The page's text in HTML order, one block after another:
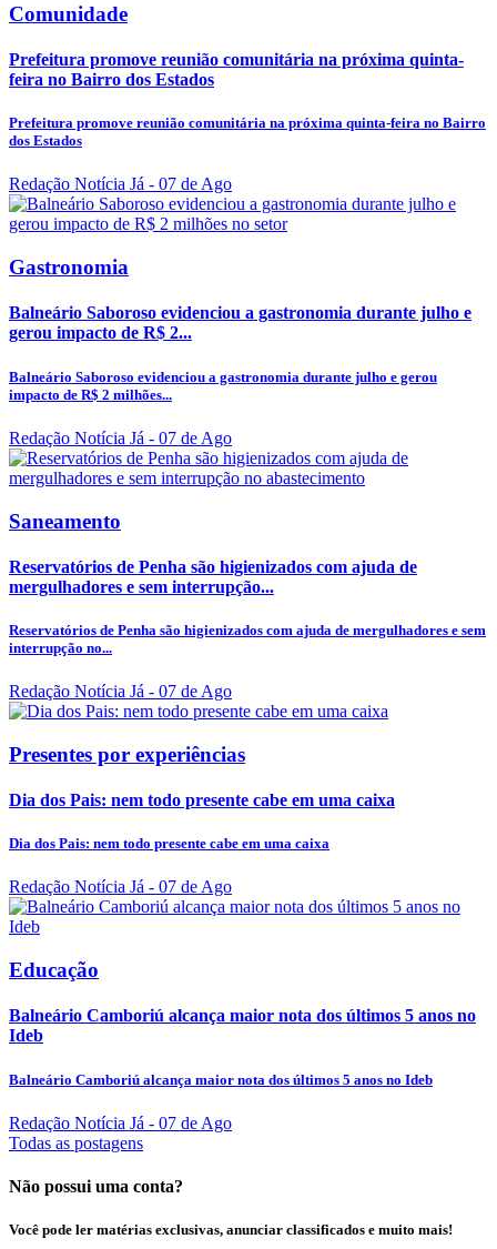
Comunidade
Prefeitura promove reunião comunitária na próxima quinta-
feira no Bairro dos Estados
Prefeitura promove reunião comunitária na próxima quinta-feira no Bairro
dos Estados
Redação Notícia Já - 07 de Ago
Gastronomia
Balneário Saboroso evidenciou a gastronomia durante julho e
gerou impacto de R$ 2...
Balneário Saboroso evidenciou a gastronomia durante julho e gerou
impacto de R$ 2 milhões...
Redação Notícia Já - 07 de Ago
Saneamento
Reservatórios de Penha são higienizados com ajuda de
mergulhadores e sem interrupção...
Reservatórios de Penha são higienizados com ajuda de mergulhadores e sem
interrupção no...
Redação Notícia Já - 07 de Ago
Presentes por experiências
Dia dos Pais: nem todo presente cabe em uma caixa
Dia dos Pais: nem todo presente cabe em uma caixa
Redação Notícia Já - 07 de Ago
Educação
Balneário Camboriú alcança maior nota dos últimos 5 anos no
Ideb
Balneário Camboriú alcança maior nota dos últimos 5 anos no Ideb
Redação Notícia Já - 07 de Ago
Todas as postagens
Não possui uma conta?
Você pode ler matérias exclusivas, anunciar classificados e muito mais!